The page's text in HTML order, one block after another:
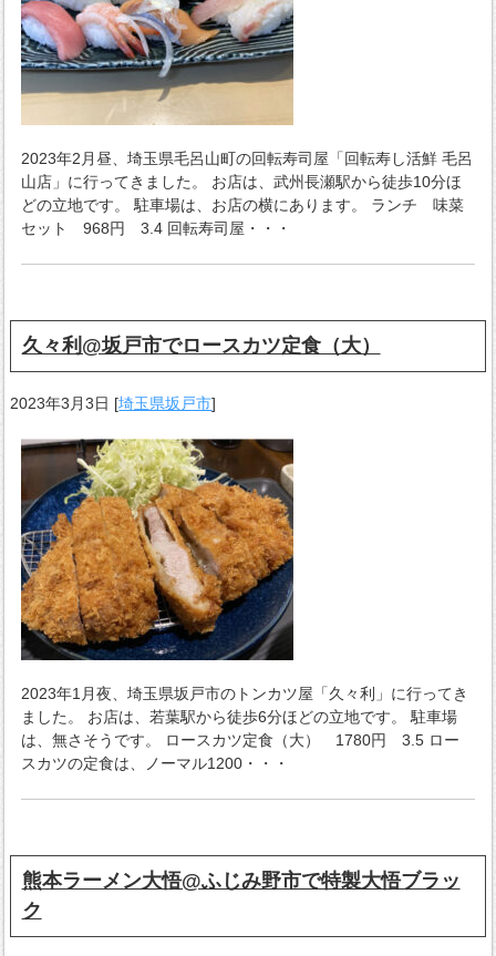
2023年2月昼、埼玉県毛呂山町の回転寿司屋「回転寿し活鮮 毛呂
山店」に行ってきました。 お店は、武州長瀬駅から徒歩10分ほ
どの立地です。 駐車場は、お店の横にあります。 ランチ 味菜
セット 968円 3.4 回転寿司屋・・・
久々利@坂戸市でロースカツ定食（大）
2023年3月3日 [埼玉県坂戸市]
2023年1月夜、埼玉県坂戸市のトンカツ屋「久々利」に行ってき
ました。 お店は、若葉駅から徒歩6分ほどの立地です。 駐車場
は、無さそうです。 ロースカツ定食（大） 1780円 3.5 ロー
スカツの定食は、ノーマル1200・・・
熊本ラーメン大悟@ふじみ野市で特製大悟ブラッ
ク